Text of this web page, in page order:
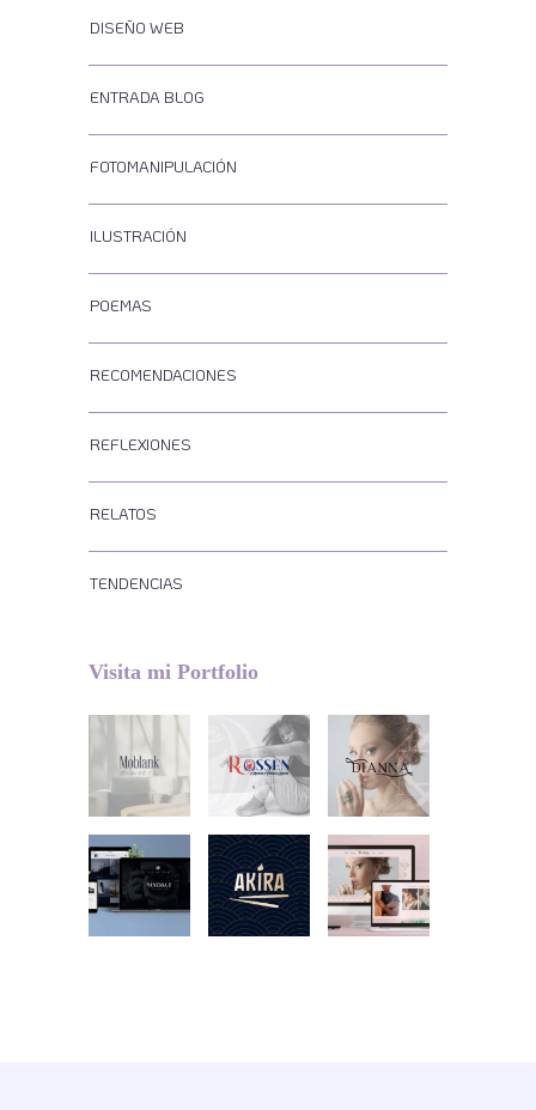
DISEÑO WEB
ENTRADA BLOG
FOTOMANIPULACIÓN
ILUSTRACIÓN
POEMAS
RECOMENDACIONES
REFLEXIONES
RELATOS
TENDENCIAS
Visita mi Portfolio